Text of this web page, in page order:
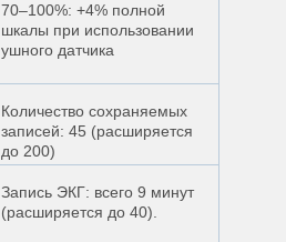
70–100%: +4% полной
шкалы при использовании
ушного датчика
Количество сохраняемых
записей: 45 (расширяется
до 200)
Запись ЭКГ: всего 9 минут
(расширяется до 40).